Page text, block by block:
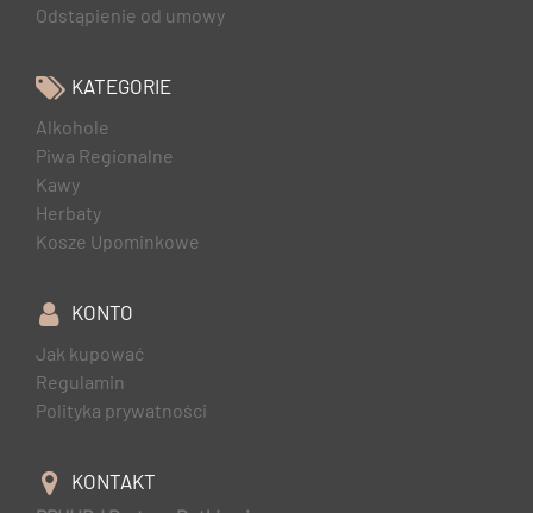
Odstąpienie od umowy
KATEGORIE
Alkohole
Piwa Regionalne
Kawy
Herbaty
Kosze Upominkowe
KONTO
Jak kupować
Regulamin
Polityka prywatności
KONTAKT